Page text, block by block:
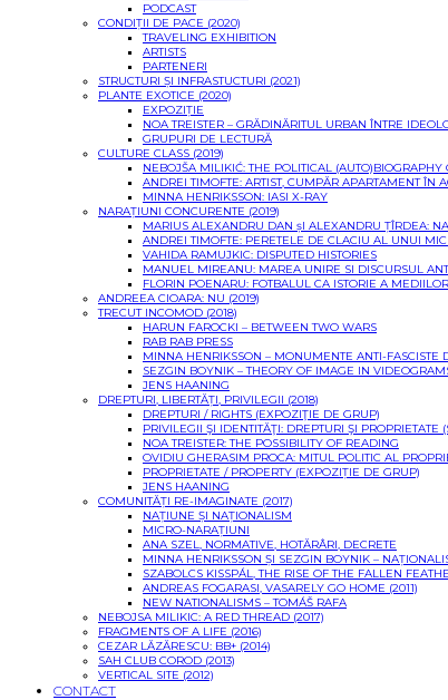
PODCAST
CONDIȚII DE PACE (2020)
TRAVELING EXHIBITION
ARTISTS
PARTENERI
STRUCTURI ȘI INFRASTUCTURI (2021)
PLANTE EXOTICE (2020)
EXPOZIȚIE
NOA TREISTER – GRĂDINĂRITUL URBAN ÎNTRE
GRUPURI DE LECTURĂ
CULTURE CLASS (2019)
NEBOJŠA MILIKIĆ: THE POLITICAL
ANDREI TIMOFTE: ARTIST, CUMPĂR APARTAMENT ÎN
MINNA HENRIKSSON: IASI X-RAY
NARAȚIUNI CONCURENTE (2019)
MARIUS ALEXANDRU DAN șI ALEXANDRU ȚÎRDEA:
ANDREI TIMOFTE: PERETELE DE CLACIU AL UNUI
VAHIDA RAMUJKIC: DISPUTED HISTORIES
MANUEL MIREANU: MAREA UNIRE SI DISCURSUL
FLORIN POENARU: FOTBALUL CA ISTORIE A MEDIILOR
ANDREEA CIOARA: NU (2019)
TRECUT INCOMOD (2018)
HARUN FAROCKI – BETWEEN TWO WARS
RAB RAB PRESS
MINNA HENRIKSSON – MONUMENTE ANTI-FASCISTE
SEZGIN BOYNIK – THEORY OF IMAGE IN
JENS HAANING
DREPTURI, LIBERTĂȚI, PRIVILEGII (2018)
DREPTURI / RIGHTS (EXPOZIŢIE DE GRUP)
PRIVILEGII ŞI IDENTITĂŢI: DREPTURI ŞI PROPRIETATE
NOA TREISTER: THE POSSIBILITY OF READING
OVIDIU GHERASIM PROCA: MITUL POLITIC AL
PROPRIETATE / PROPERTY (EXPOZIȚIE DE GRUP)
JENS HAANING
COMUNITĂȚI RE-IMAGINATE (2017)
NAȚIUNE ȘI NAȚIONALISM
MICRO-NARAȚIUNI
ANA SZEL, NORMATIVE, HOTĂRÂRI, DECRETE
MINNA HENRIKSSON ȘI SEZGIN BOYNIK –
SZABOLCS KISSPÁL, THE RISE OF THE FALLEN
ANDREAS FOGARASI, VASARELY GO HOME (2011)
NEW NATIONALISMS – TOMÁŠ RAFA
NEBOJSA MILIKIC: A RED THREAD (2017)
FRAGMENTS OF A LIFE (2016)
CEZAR LĂZĂRESCU: BB+ (2014)
SAH CLUB COROD (2013)
VERTICAL SITE (2012)
CONTACT